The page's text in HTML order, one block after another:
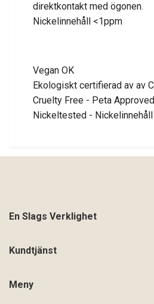
direktkontakt med ögonen.
Nickelinnehåll <1ppm
Vegan OK
Ekologiskt certifierad av av
Cruelty Free - Peta Approved
Nickeltested -
En Slags Verklighet
Kundtjänst
Meny